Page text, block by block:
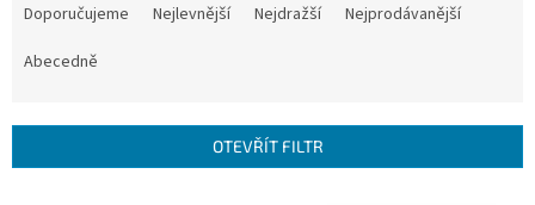
r
Doporučujeme Nejlevnější Nejdražší
Nejprodávanější
Abecedně
OTEVŘÍT FILTR